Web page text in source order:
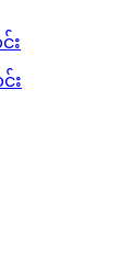
း
း